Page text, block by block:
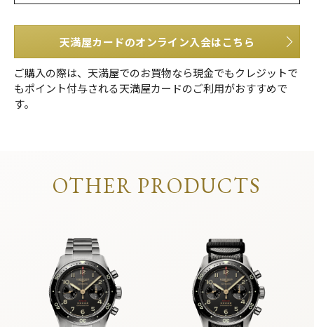
天満屋カードのオンライン入会はこちら
ご購入の際は、天満屋でのお買物なら現金でもクレジットで
もポイント付与される天満屋カードのご利用がおすすめで
す。
OTHER PRODUCTS